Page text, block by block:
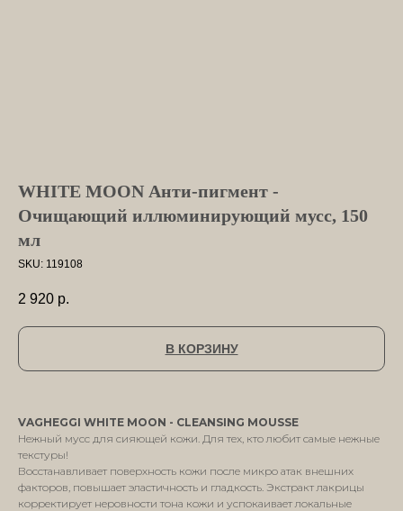
WHITE MOON Анти-пигмент -
Очищающий иллюминирующий мусс, 150
мл
SKU: 119108
2 920 р.
В КОРЗИНУ
VAGHEGGI WHITE MOON - CLEANSING MOUSSE
Нежный мусс для сияющей кожи. Для тех, кто любит самые нежные
текстуры!
Восстанавливает поверхность кожи после микро атак внешних
факторов, повышает эластичность и гладкость. Экстракт лакрицы
корректирует неровности тона кожи и успокаивает локальные